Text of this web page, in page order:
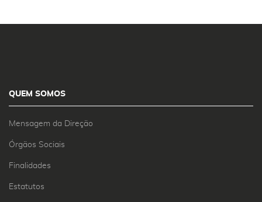
QUEM SOMOS
Mensagem da Direção
Órgãos Sociais
Finalidades
Estatutos